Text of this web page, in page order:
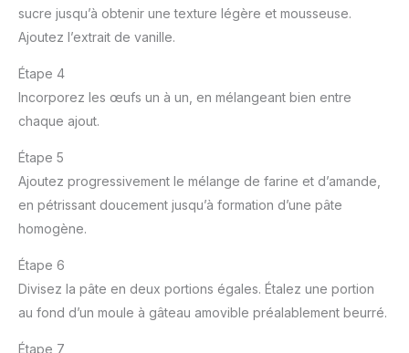
sucre jusqu’à obtenir une texture légère et mousseuse.
Ajoutez l’extrait de vanille.
Étape 4
Incorporez les œufs un à un, en mélangeant bien entre
chaque ajout.
Étape 5
Ajoutez progressivement le mélange de farine et d’amande,
en pétrissant doucement jusqu’à formation d’une pâte
homogène.
Étape 6
Divisez la pâte en deux portions égales. Étalez une portion
au fond d’un moule à gâteau amovible préalablement beurré.
Étape 7